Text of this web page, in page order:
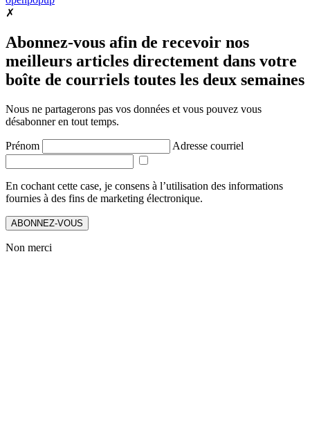
✗
Abonnez-vous afin de recevoir nos
meilleurs articles directement dans votre
boîte de courriels toutes les deux semaines
Nous ne partagerons pas vos données et vous pouvez vous
désabonner en tout temps.
Prénom Adresse courriel
En cochant cette case, je consens à l’utilisation des informations
fournies à des fins de marketing électronique.
ABONNEZ-VOUS
Non merci